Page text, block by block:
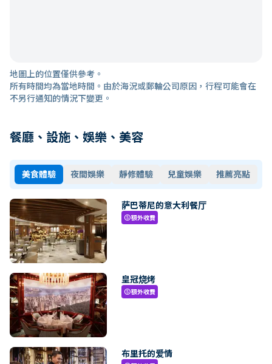
地圖上的位置僅供參考。
所有時間均為當地時間。由於海況或郵輪公司原因，行程可能會在
不另行通知的情況下變更。
餐廳、設施、娛樂、美容
美食體驗 夜間娛樂 靜修體驗 兒童娛樂 推薦亮點
萨巴蒂尼的意大利餐厅
paid額外收費
皇冠烧烤
paid額外收費
布里托的爱情